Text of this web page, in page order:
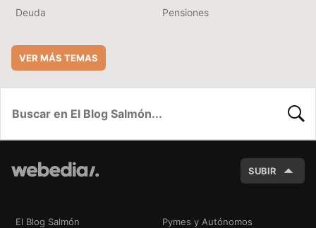
Deuda Pensiones
VER MÁS TEMAS
SUBIR
El Blog Salmón Pymes y Autónomos